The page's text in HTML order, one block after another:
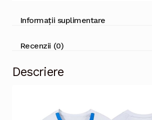
Informații suplimentare
Recenzii (0)
Descriere